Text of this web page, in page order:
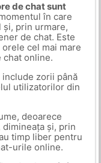
de chat sunt
în care
prin urmare,
de chat. Este
cel mai mare
chat online.
zorii până
utilizatorilor din
deoarece
și, prin
timp liber pentru
urile online.